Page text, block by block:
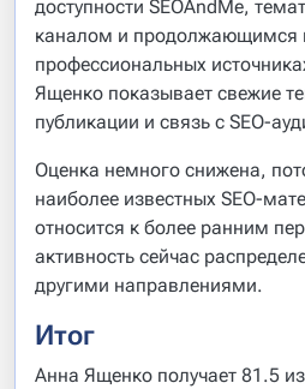
доступности SEOAndMe,
каналом и продолжающимся
профессиональных
Ященко показывает свежие
публикации и связь с SEO-
Оценка немного снижена,
наиболее известных SEO-
относится к более ранним
активность сейчас
другими направлениями.
Итог
Анна Ященко получает 81.5